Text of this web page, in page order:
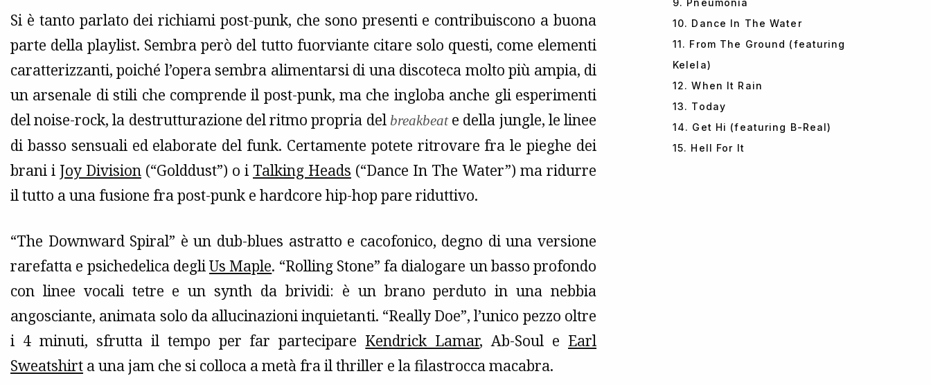
Si è tanto parlato dei richiami post-punk, che sono presenti e contribuiscono a buona
parte della playlist. Sembra però del tutto fuorviante citare solo questi, come elementi
caratterizzanti, poiché l’opera sembra alimentarsi di una discoteca molto più ampia, di
un arsenale di stili che comprende il post-punk, ma che ingloba anche gli esperimenti
del noise-rock, la destrutturazione del ritmo propria del breakbeate della jungle, le linee
di basso sensuali ed elaborate del funk. Certamente potete ritrovare fra le pieghe dei
brani i Joy Division (“Golddust”) o i Talking Heads (“Dance In The Water”) ma ridurre
il tutto a una fusione fra post-punk e hardcore hip-hop pare riduttivo.
“The Downward Spiral” è un dub-blues astratto e cacofonico, degno di una versione
rarefatta e psichedelica degliUs Maple. “Rolling Stone” fa dialogare un basso profondo
con linee vocali tetre e un synth da brividi: è un brano perduto in una nebbia
angosciante, animata solo da allucinazioni inquietanti. “Really Doe”, l’unico pezzo oltre
i 4 minuti, sfrutta il tempo per far partecipare Kendrick Lamar, Ab-Soul e Earl
Sweatshirt a una jam che si colloca a metà fra il thriller e la filastrocca macabra.
9. Pneumonia
10. Dance In The Water
11. From The Ground (featuring
Kelela)
12. When It Rain
13. Today
14. Get Hi (featuring B-Real)
15. Hell For It